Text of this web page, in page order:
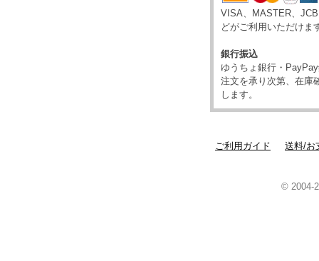
VISA、MASTER、
どがご利用いただけま
銀行振込
ゆうちょ銀行・
注文を承り次第、在庫
します。
ご利用ガイド 送料/お
© 2004-